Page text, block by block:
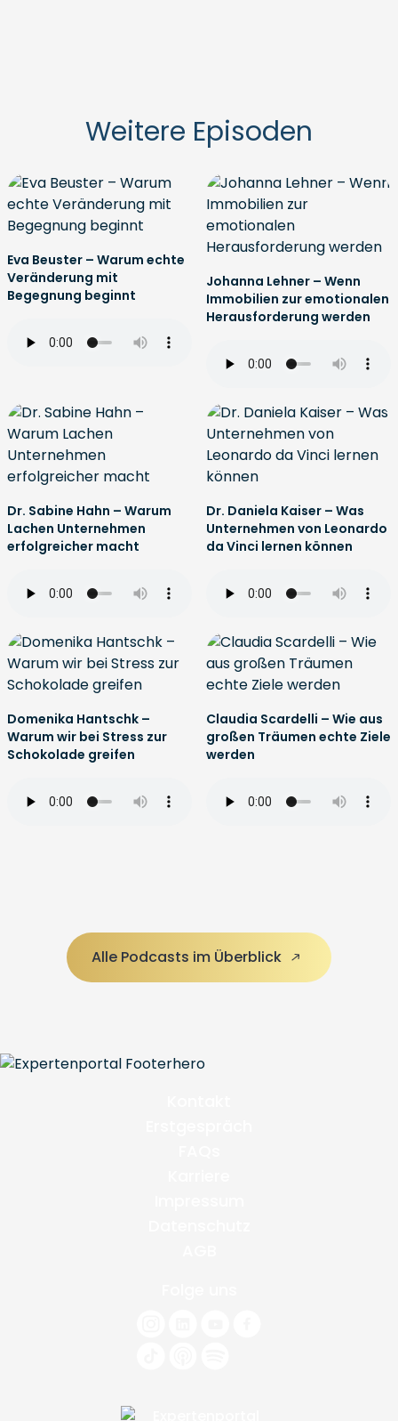
Weitere Episoden
Eva Beuster – Warum echte
Veränderung mit
Begegnung beginnt
Johanna Lehner – Wenn
Immobilien zur emotionalen
Herausforderung werden
Dr. Sabine Hahn – Warum
Lachen Unternehmen
erfolgreicher macht
Dr. Daniela Kaiser – Was
Unternehmen von Leonardo
da Vinci lernen können
Domenika Hantschk –
Warum wir bei Stress zur
Schokolade greifen
Claudia Scardelli – Wie aus
großen Träumen echte Ziele
werden
Alle Podcasts im Überblick